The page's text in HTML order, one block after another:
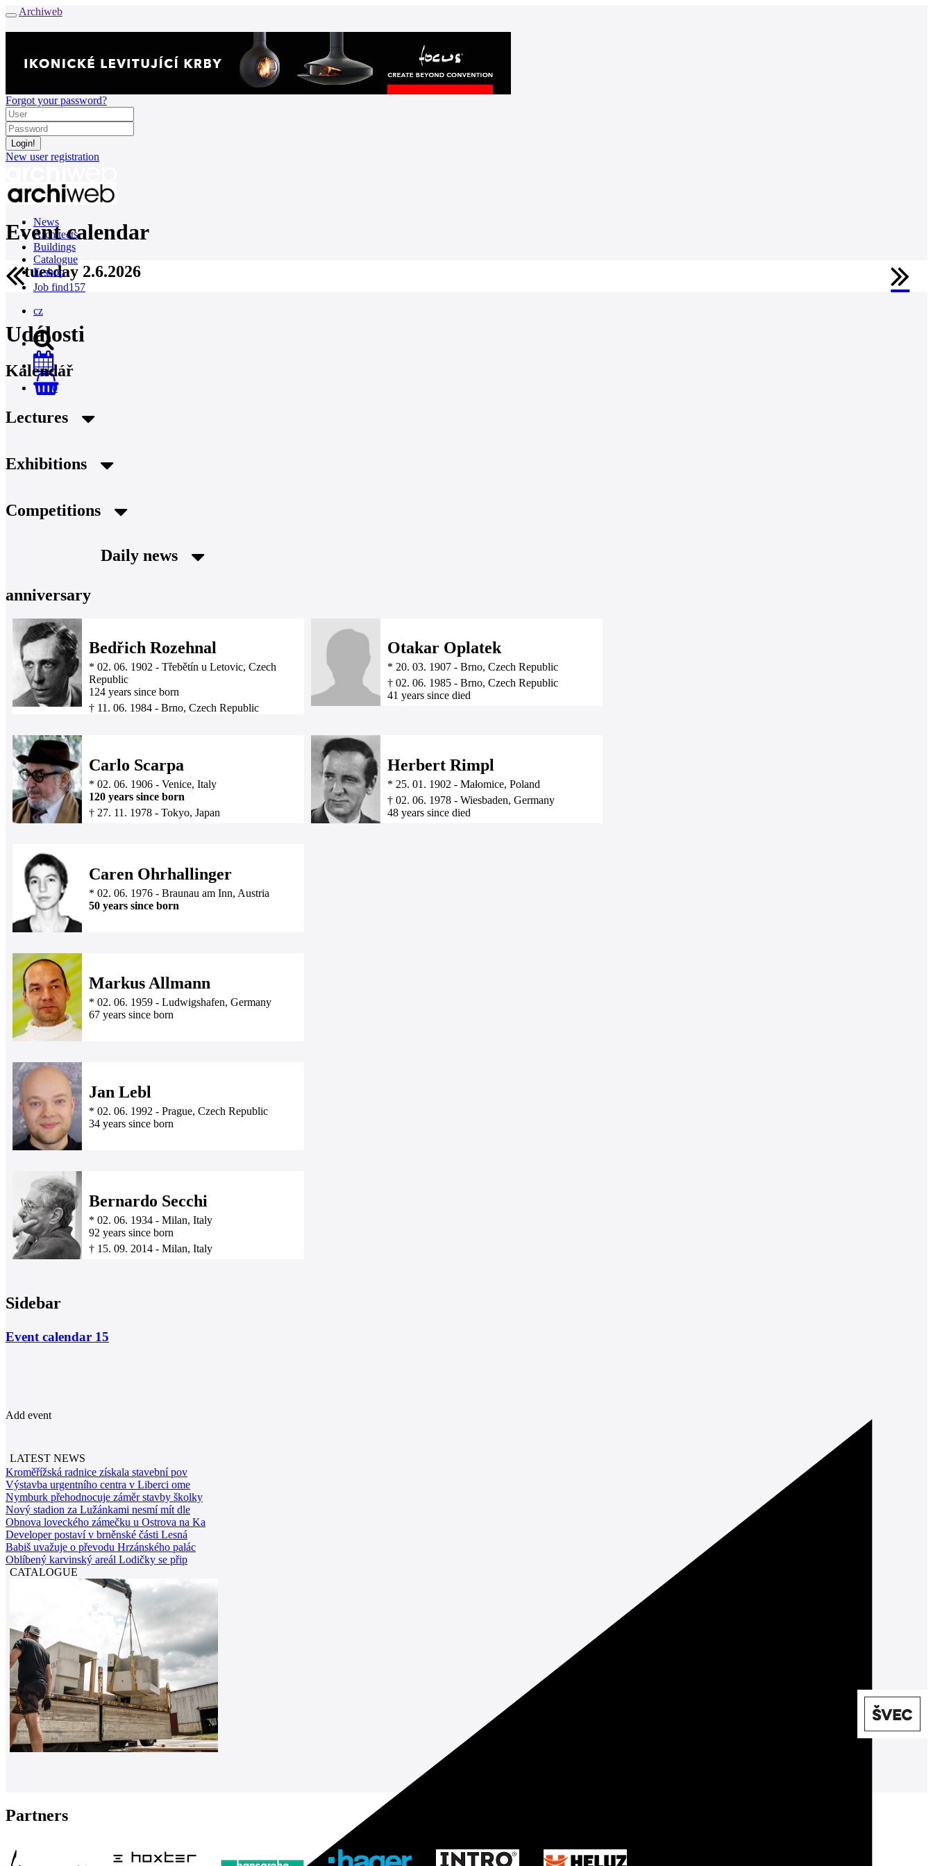
Archiweb
Forgot your password?
New user registration
News
Architects
Buildings
Catalogue
E-shop
Job find157
cz
0
Event calendar
tuesday 2.6.2026
Události
Kalendář
Lectures
Exhibitions
Competitions
Daily news
anniversary
Bedřich Rozehnal
* 02. 06. 1902 - Třebětín u Letovic, Czech
Republic
124 years since born
† 11. 06. 1984 - Brno, Czech Republic
Otakar Oplatek
* 20. 03. 1907 - Brno, Czech Republic
† 02. 06. 1985 - Brno, Czech Republic
41 years since died
Carlo Scarpa
* 02. 06. 1906 - Venice, Italy
120 years since born
† 27. 11. 1978 - Tokyo, Japan
Herbert Rimpl
* 25. 01. 1902 - Małomice, Poland
† 02. 06. 1978 - Wiesbaden, Germany
48 years since died
Caren Ohrhallinger
* 02. 06. 1976 - Braunau am Inn, Austria
50 years since born
Markus Allmann
* 02. 06. 1959 - Ludwigshafen, Germany
67 years since born
Jan Lebl
* 02. 06. 1992 - Prague, Czech Republic
34 years since born
Bernardo Secchi
* 02. 06. 1934 - Milan, Italy
92 years since born
† 15. 09. 2014 - Milan, Italy
Sidebar
Event calendar 15
Add event
LATEST NEWS
Kroměřížská radnice získala stavební pov
Výstavba urgentního centra v Liberci ome
Nymburk přehodnocuje záměr stavby školky
Nový stadion za Lužánkami nesmí mít dle
Obnova loveckého zámečku u Ostrova na Ka
Developer postaví v brněnské části Lesná
Babiš uvažuje o převodu Hrzánského palác
Oblíbený karvinský areál Lodičky se přip
CATALOGUE
Partners